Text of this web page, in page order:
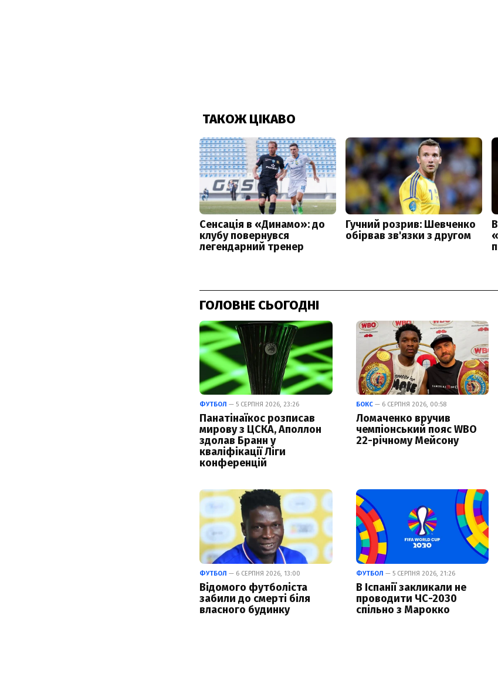
ГОЛОВНЕ СЬОГОДНІ
ФУТБОЛ — 5 СЕРПНЯ 2026, 23:26
Панатінаїкос розписав
мирову з ЦСКА, Аполлон
здолав Бранн у
кваліфікації Ліги
конференцій
БОКС— 6 СЕРПНЯ 2026, 00:58
Ломаченко вручив
чемпіонський пояс WBO
22-річному Мейсону
ФУТБОЛ — 6 СЕРПНЯ 2026, 13:00
Відомого футболіста
забили до смерті біля
власного будинку
ФУТБОЛ — 5 СЕРПНЯ 2026, 21:26
В Іспанії закликали не
проводити ЧС-2030
спільно з Марокко